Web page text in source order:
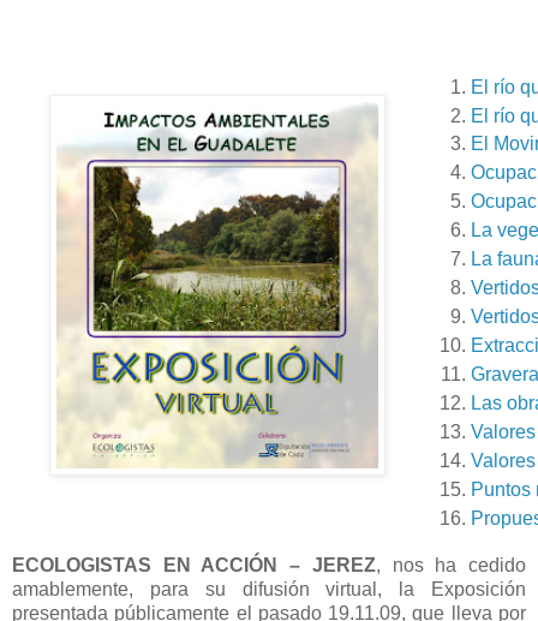
El río
El río
El
La
La
Las
Puntos
ECOLOGISTAS EN ACCIÓN – JEREZ, nos ha cedido
amablemente, para su difusión virtual, la Exposición
presentada públicamente el pasado 19.11.09, que lleva por